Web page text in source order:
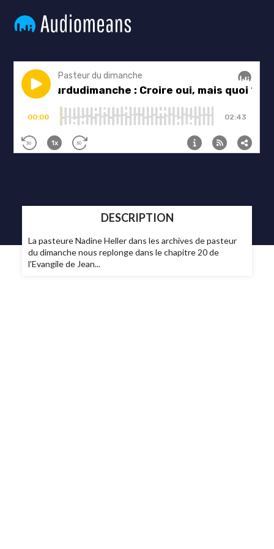
DESCRIPTION
La pasteure Nadine Heller dans les archives de pasteur
du dimanche nous replonge dans le chapitre 20 de
l'Evangile de Jean...